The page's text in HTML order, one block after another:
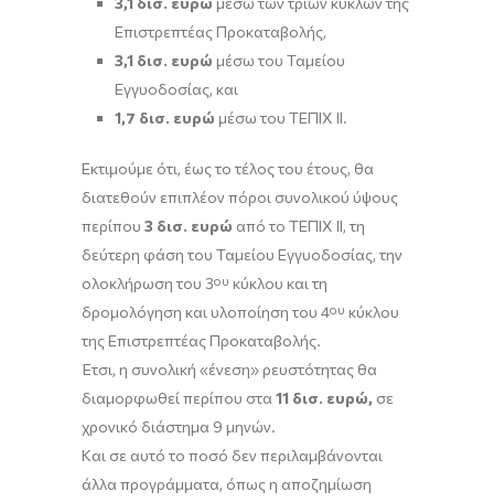
Επιστρεπτέας Προκαταβολής,
3,1 δισ. ευρώ μέσω του Ταμείου
Εγγυοδοσίας, και
1,7 δισ. ευρώ μέσω του ΤΕΠΙΧ ΙΙ.
Εκτιμούμε ότι, έως το τέλος του έτους, θα
διατεθούν επιπλέον πόροι συνολικού ύψους
περίπου 3 δισ. ευρώ από το ΤΕΠΙΧ ΙΙ, τη
δεύτερη φάση του Ταμείου Εγγυοδοσίας, την
ολοκλήρωση του 3ου κύκλου και τη
δρομολόγηση και υλοποίηση του 4ου κύκλου
της Επιστρεπτέας Προκαταβολής.
Έτσι, η συνολική «ένεση» ρευστότητας θα
διαμορφωθεί περίπου στα 11 δισ. ευρώ, σε
χρονικό διάστημα 9 μηνών.
Και σε αυτό το ποσό δεν περιλαμβάνονται
άλλα προγράμματα, όπως η αποζημίωση